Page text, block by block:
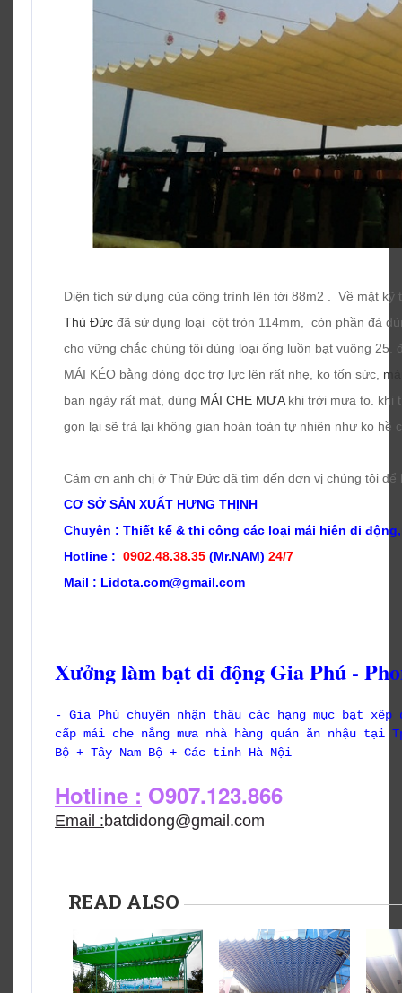
Diện tích sử dụng của công trình lên tới 88m2 . Về mặt kỹ
Thủ Đức đã sử dụng loại cột tròn 114mm, còn phần đà
cho vững chắc chúng tôi dùng loại ống luồn bạt vuông 25.
MÁI KÉO bằng dòng dọc trợ lực lên rất nhẹ, ko tốn sức,
ban ngày rất mát, dùng MÁI CHE MƯAkhi trời mưa to. khi
gọn lại sẽ trả lại không gian hoàn toàn tự nhiên như ko hề
Cám ơn anh chị ở Thử Đức đã tìm đến đơn vị chúng tôi để
CƠ SỞ SẢN XUẤT HƯNG THỊNH
Chuyên : Thiết kế & thi công các loại mái hiên di
Hotline : 0902.48.38.35 (Mr.NAM) 24/7
Mail : Lidota.com@gmail.com
Xưởng làm bạt di động Gia Phú -
- Gia Phú chuyên nhận thầu các hạng mục bạt
cấp mái che nắng mưa nhà hàng quán ăn nhậu tại
Bộ + Tây Nam Bộ + Các tỉnh Hà Nội
Hotline : O907.123.866
Email :batdidong@gmail.com
READ ALSO